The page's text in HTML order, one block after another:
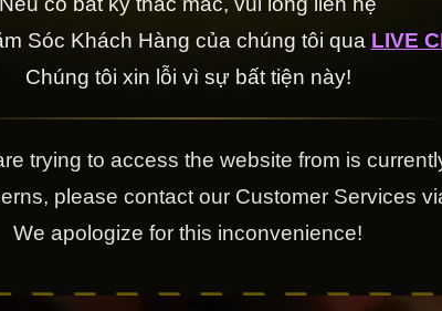
Sóc Khách Hàng của chúng tôi qua LIVE
Chúng tôi xin lỗi vì sự bất tiện này!
trying to access the website from is
please contact our Customer Services
We apologize for this inconvenience!